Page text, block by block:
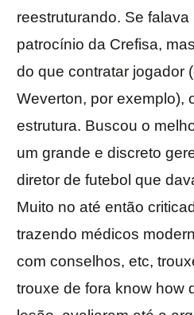
reestruturando. Se
patrocínio da Crefisa,
do que contratar jogador
Weverton, por exemplo),
estrutura. Buscou o
um grande e discreto
diretor de futebol que
Muito no até então
trazendo médicos
com conselhos, etc,
trouxe de fora know how